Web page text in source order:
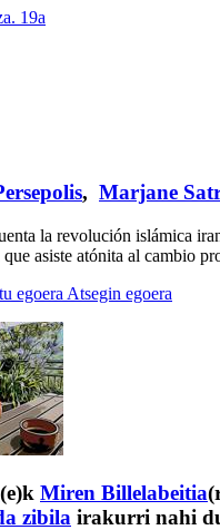
19a
, Marjane
la revolución islámica
que asiste atónita al cambio
egoera Atsegin egoera
(e)k Miren Billelabeitia
zibila irakurri nahi